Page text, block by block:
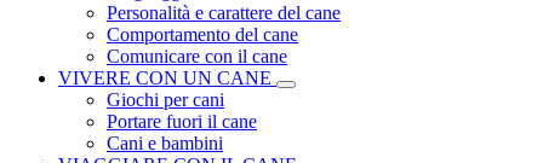
Personalità e carattere del cane
Comportamento del cane
Comunicare con il cane
VIVERE CON UN CANE
Giochi per cani
Portare fuori il cane
Cani e bambini